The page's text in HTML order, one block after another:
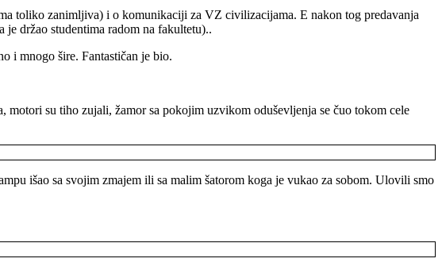
toliko zanimljiva) i o komunikaciji za VZ civilizacijama. E nakon tog predavanja
držao studentima radom na fakultetu)..
i mnogo šire. Fantastičan je bio.
motori su tiho zujali, žamor sa pokojim uzvikom oduševljenja se čuo tokom cele
išao sa svojim zmajem ili sa malim šatorom koga je vukao za sobom. Ulovili smo